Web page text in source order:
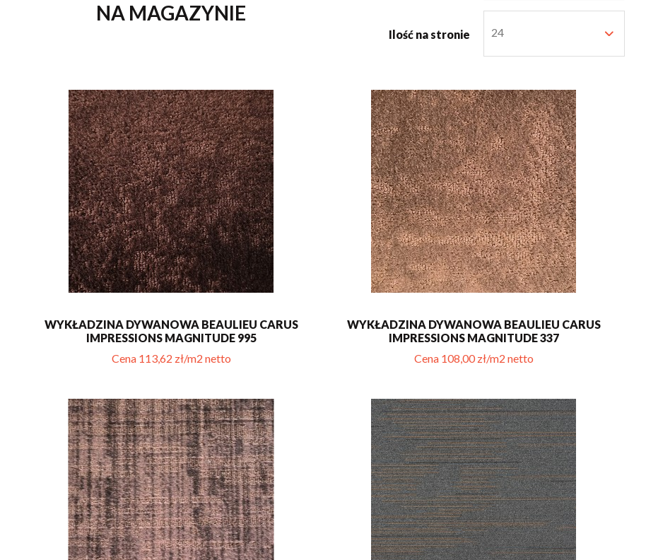
NA MAGAZYNIE
Ilość na stronie 24
WYKŁADZINA DYWANOWA BEAULIEU CARUS
IMPRESSIONS MAGNITUDE 995
Cena 113,62 zł/m2 netto
WYKŁADZINA DYWANOWA BEAULIEU CARUS
IMPRESSIONS MAGNITUDE 337
Cena 108,00 zł/m2 netto